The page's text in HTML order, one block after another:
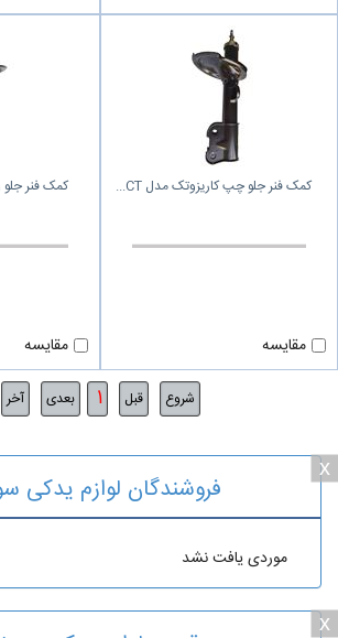
کمک فنر جلو چپ کاریزوتک مدل CT
مقایسه
کمک فنر
مقایسه
شروع قبل 1 بعدی آخر
x
فروشندگان لوازم یدکی
موردی یافت نشد
x